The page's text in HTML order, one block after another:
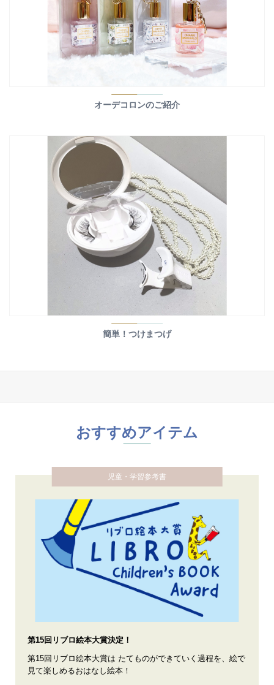
オーデコロンのご紹介
簡単！つけまつげ
おすすめアイテム
児童・学習参考書
第15回リブロ絵本大賞決定！
第15回リブロ絵本大賞は たてものができていく過程を、絵で
見て楽しめるおはなし絵本！